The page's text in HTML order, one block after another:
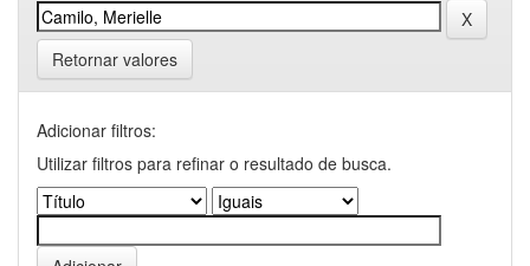
Retornar valores
Adicionar filtros:
Utilizar filtros para refinar o resultado de busca.